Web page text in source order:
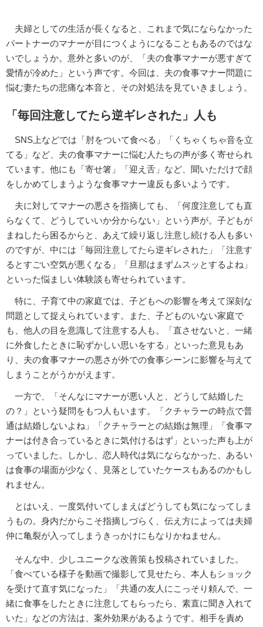
夫婦としての生活が長くなると、これまで気にならなかった
パートナーのマナーが目につくようになることもあるのではな
いでしょうか。意外と多いのが、「夫の食事マナーが悪すぎて
愛情が冷めた」という声です。今回は、夫の食事マナー問題に
悩む妻たちの悲痛な本音と、その対処法を見ていきましょう。
「毎回注意してたら逆ギレされた」人も
SNS上などでは「肘をついて食べる」「くちゃくちゃ音を立
てる」など、夫の食事マナーに悩む人たちの声が多く寄せられ
ています。他にも「寄せ箸」「迎え舌」など、聞いただけで顔
をしかめてしまうような食事マナー違反も多いようです。
夫に対してマナーの悪さを指摘しても、「何度注意しても直
らなくて、どうしていいか分からない」という声が。子どもが
まねしたら困るからと、あえて繰り返し注意し続ける人も多い
のですが、中には「毎回注意してたら逆ギレされた」「注意す
るとすごい空気が悪くなる」「旦那はまずムスッとするよね」
といった悩ましい体験談も寄せられています。
特に、子育て中の家庭では、子どもへの影響を考えて深刻な
問題として捉えられています。また、子どものいない家庭で
も、他人の目を意識して注意する人も。「直させないと、一緒
に外食したときに恥ずかしい思いをする」といった意見もあ
り、夫の食事マナーの悪さが外での食事シーンに影響を与えて
しまうことがうかがえます。
一方で、「そんなにマナーが悪い人と、どうして結婚した
の？」という疑問をもつ人もいます。「クチャラーの時点で普
通は結婚しないよね」「クチャラーとの結婚は無理」「食事マ
ナーは付き合っているときに気付けるはず」といった声も上が
っていました。しかし、恋人時代は気にならなかった、あるい
は食事の場面が少なく、見落としていたケースもあるのかもし
れません。
とはいえ、一度気付いてしまえばどうしても気になってしま
うもの。身内だからこそ指摘しづらく、伝え方によっては夫婦
仲に亀裂が入ってしまうきっかけにもなりかねません。
そんな中、少しユニークな改善策も投稿されていました。
「食べている様子を動画で撮影して見せたら、本人もショック
を受けて直す気になった」「共通の友人にこっそり頼んで、一
緒に食事をしたときに注意してもらったら、素直に聞き入れて
いた」などの方法は、案外効果があるようです。相手を責め